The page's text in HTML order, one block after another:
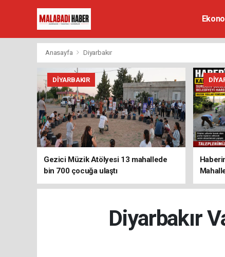
Anasayfa Diyarbakır
DIYARBAKIR
Gezici Müzik Atölyesi 13 mahallede
bin 700 çocuğa ulaştı
Diyarbakır